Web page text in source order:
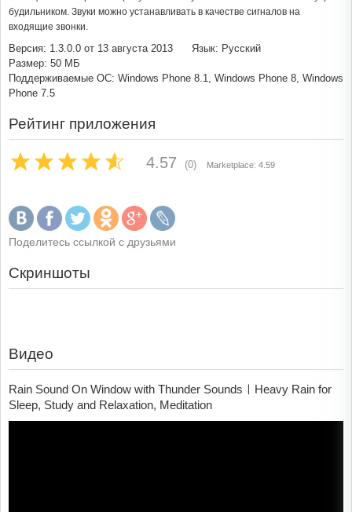
будильником. Звуки можно устанавливать в качестве сигналов на
входящие звонки.
Версия: 1.3.0.0 от 13 августа 2013
Язык: Русский
Размер: 50 МБ
Поддерживаемые ОС: Windows Phone 8.1, Windows Phone 8, Windows
Phone 7.5
Рейтинг приложения
4.57 (0) Marketplace: 4.59
Поделитесь ссылкой с друзьями
Скриншоты
Видео
Rain Sound On Window with Thunder SoundsㅣHeavy Rain for
Sleep, Study and Relaxation, Meditation